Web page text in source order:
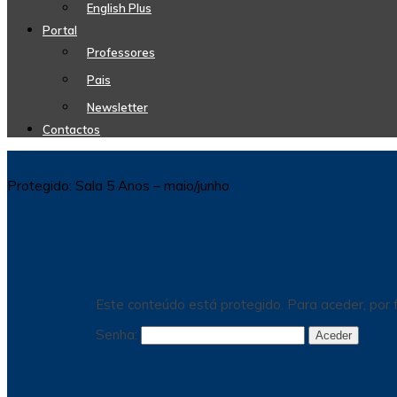
English Plus
Portal
Professores
Pais
Newsletter
Contactos
Protegido: Sala 5 Anos – maio/junho
Este conteúdo está protegido. Para aceder, por
Senha: